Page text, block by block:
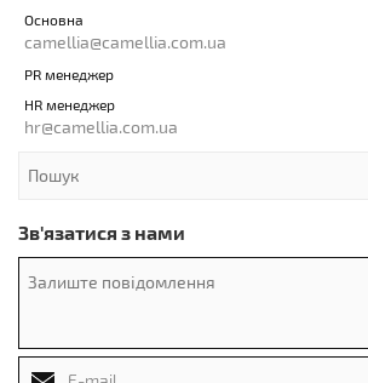
Основна
camellia@camellia.com.ua
PR менеджер
HR менеджер
hr@camellia.com.ua
Зв'язатися з нами